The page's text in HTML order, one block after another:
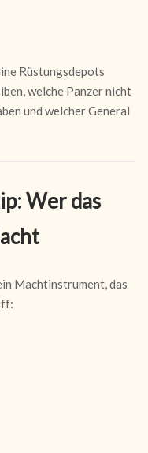
Rüstungsdepots
welche Panzer nicht
und welcher General
Wer das
Machtinstrument, das